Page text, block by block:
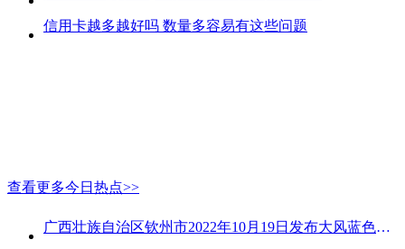
信用卡越多越好吗 数量多容易有这些问题
查看更多今日热点>>
广西壮族自治区钦州市2022年10月19日发布大风蓝色预警